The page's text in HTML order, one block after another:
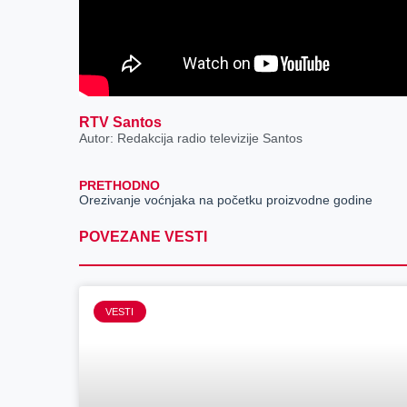
RTV Santos
Autor: Redakcija radio televizije Santos
PRETHODNO
Orezivanje voćnjaka na početku proizvodne godine
POVEZANE VESTI
VESTI